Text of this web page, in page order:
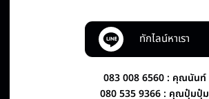
ทักไลน์หาเรา
083 008 6560 : คุณนันท์
080 535 9366 : คุณปุ๋มปุ๋ม